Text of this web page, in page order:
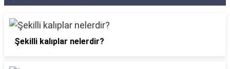
Şekilli kalıplar nelerdir?